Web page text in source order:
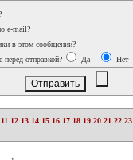
e-mail?
в этом сообщении?
отправкой?
Да Нет
11 12 13 14 15 16 17 18 19 20 21 22 23